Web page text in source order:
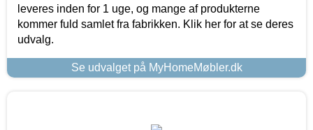
leveres inden for 1 uge, og mange af produkterne
kommer fuld samlet fra fabrikken. Klik her for at se deres
udvalg.
Se udvalget på MyHomeMøbler.dk